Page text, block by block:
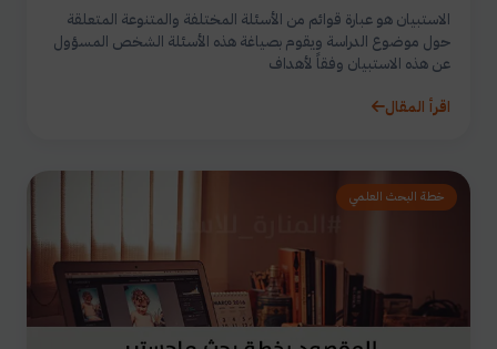
الاستبيان هو عبارة قوائم من الأسئلة المختلفة والمتنوعة المتعلقة
حول موضوع الدراسة ويقوم بصياغة هذه الأسئلة الشخص المسؤول
عن هذه الاستبيان وفقاً لأهداف
اقرأ المقال
خطة البحث العلمي